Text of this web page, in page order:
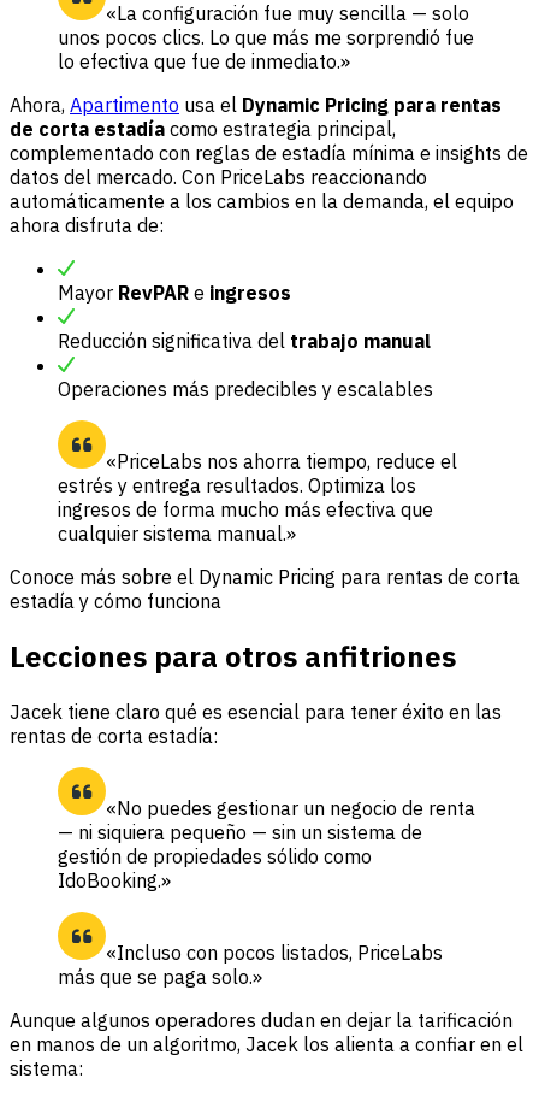
«La configuración fue muy sencilla — solo
unos pocos clics. Lo que más me sorprendió fue
lo efectiva que fue de inmediato.»
Ahora, Apartimento usa el Dynamic Pricing para rentas
de corta estadía como estrategia principal,
complementado con reglas de estadía mínima e insights de
datos del mercado. Con PriceLabs reaccionando
automáticamente a los cambios en la demanda, el equipo
ahora disfruta de:
Mayor RevPAR e ingresos
Reducción significativa del trabajo manual
Operaciones más predecibles y escalables
«PriceLabs nos ahorra tiempo, reduce el
estrés y entrega resultados. Optimiza los
ingresos de forma mucho más efectiva que
cualquier sistema manual.»
Conoce más sobre el Dynamic Pricing para rentas de corta
estadía y cómo funciona
Lecciones para otros anfitriones
Jacek tiene claro qué es esencial para tener éxito en las
rentas de corta estadía:
«No puedes gestionar un negocio de renta
— ni siquiera pequeño — sin un sistema de
gestión de propiedades sólido como
IdoBooking.»
«Incluso con pocos listados, PriceLabs
más que se paga solo.»
Aunque algunos operadores dudan en dejar la tarificación
en manos de un algoritmo, Jacek los alienta a confiar en el
sistema: